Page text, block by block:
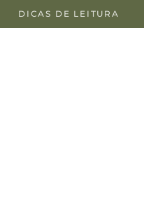
DICAS DE LEITURA